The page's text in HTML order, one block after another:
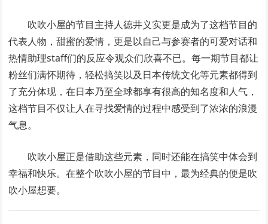
吹吹小屋的节目主持人德井义实更是成为了这档节目的
代表人物，甜蜜的爱情，更是以自己与参赛者的可爱对话和
热情助理staff们的反应令观众们欣喜不已。每一期节目都让
粉丝们满怀期待，轻松搞笑以及日本传统文化等元素都得到
了充分体现，在日本乃至全球都享有很高的知名度和人气，
这档节目不仅让人在寻找爱情的过程中感受到了浓浓的浪漫
气息。
吹吹小屋正是借助这些元素，同时还能在搞笑中体会到
幸福和快乐。在整个吹吹小屋的节目中，最为经典的便是吹
吹小屋想要。